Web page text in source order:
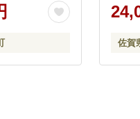
ブランド米
年 佐賀県
石 [IBV002]
産】
特別
2026
佐賀